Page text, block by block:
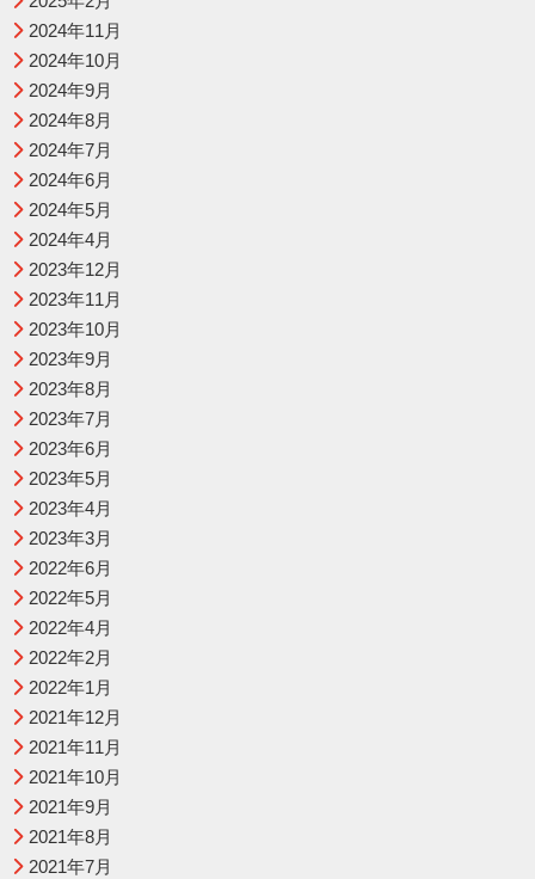
2024年11月
2024年10月
2024年9月
2024年8月
2024年7月
2024年6月
2024年5月
2024年4月
2023年12月
2023年11月
2023年10月
2023年9月
2023年8月
2023年7月
2023年6月
2023年5月
2023年4月
2023年3月
2022年6月
2022年5月
2022年4月
2022年2月
2022年1月
2021年12月
2021年11月
2021年10月
2021年9月
2021年8月
2021年7月